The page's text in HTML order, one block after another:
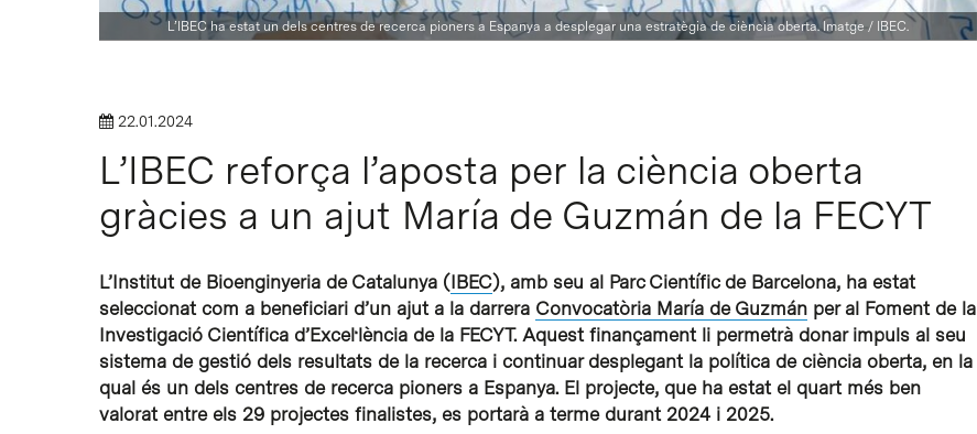
L’IBEC ha estat un dels centres de recerca pioners a Espanya a desplegar una estratègia de ciència oberta. Imatge / IBEC.
22.01.2024
L’IBEC reforça l’aposta per la ciència oberta
gràcies a un ajut María de Guzmán de la FECYT
L’Institut de Bioenginyeria de Catalunya (IBEC), amb seu al Parc Científic de Barcelona, ha estat
seleccionat com a beneficiari d’un ajut a la darrera Convocatòria María de Guzmán per al Foment de la
Investigació Científica d’Excel·lència de la FECYT. Aquest finançament li permetrà donar impuls al seu
sistema de gestió dels resultats de la recerca i continuar desplegant la política de ciència oberta, en la
qual és un dels centres de recerca pioners a Espanya. El projecte, que ha estat el quart més ben
valorat entre els 29 projectes finalistes, es portarà a terme durant 2024 i 2025.